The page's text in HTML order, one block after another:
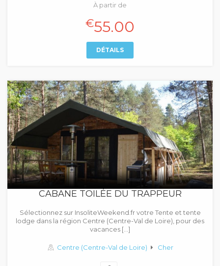
À partir de
€55.00
DÉTAILS
CABANE TOILÉE DU TRAPPEUR
Sélectionnez sur InsoliteWeekend.fr votre Tente et tente
lodge dans la région Centre (Centre-Val de Loire), pour des
vacances […]
Centre (Centre-Val de Loire) Cher